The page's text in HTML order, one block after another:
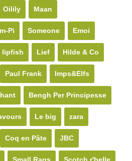
Oilily Maan
Pi Someone Emoi
lipfish Lief Hilde & Co
Paul Frank Imps&Elfs
Bengh Per Principesse
Le big zara
Coq en Pâte JBC